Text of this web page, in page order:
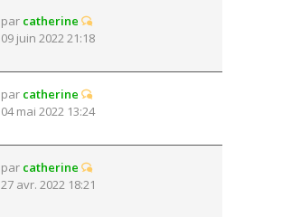
par catherine
09 juin 2022 21:18
par catherine
04 mai 2022 13:24
par catherine
27 avr. 2022 18:21